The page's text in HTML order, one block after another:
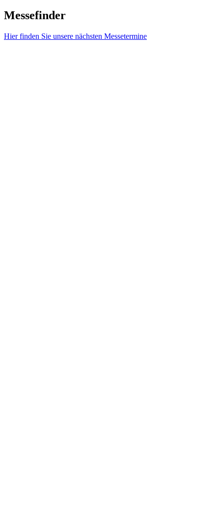
Messefinder
Hier finden Sie unsere nächsten Messetermine